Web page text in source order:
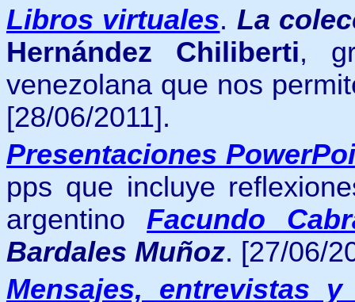
Libros virtuales. La
Hernández Chiliberti,
venezolana que nos
[28/06/2011].
Presentaciones
pps que incluye
argentinoFacundo
Bardales Muñoz. [27/06/
Mensajes, entrevistas